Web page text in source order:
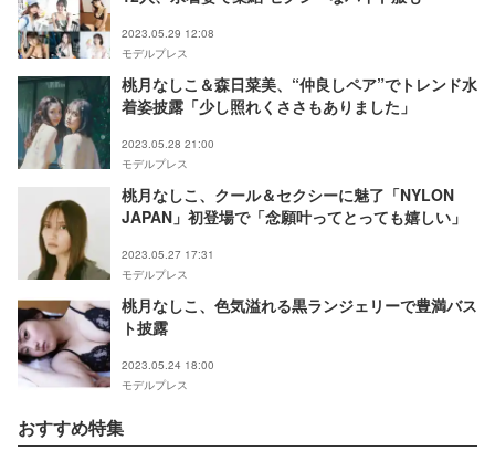
2023.05.29 12:08
モデルプレス
桃月なしこ＆森日菜美、“仲良しペア”でトレンド水
着姿披露「少し照れくささもありました」
2023.05.28 21:00
モデルプレス
桃月なしこ、クール＆セクシーに魅了「NYLON
JAPAN」初登場で「念願叶ってとっても嬉しい」
2023.05.27 17:31
モデルプレス
桃月なしこ、色気溢れる黒ランジェリーで豊満バス
ト披露
2023.05.24 18:00
モデルプレス
おすすめ特集